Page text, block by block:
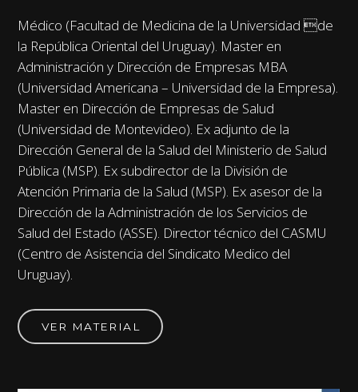
Médico (Facultad de Medicina de la Universidad de
la República Oriental del Uruguay). Master en
Administración y Dirección de Empresas MBA
(Universidad Americana – Universidad de la Empresa).
Master en Dirección de Empresas de Salud
(Universidad de Montevideo). Ex adjunto de la
Dirección General de la Salud del Ministerio de Salud
Pública (MSP). Ex subdirector de la División de
Atención Primaria de la Salud (MSP). Ex asesor de la
Dirección de la Administración de los Servicios de
Salud del Estado (ASSE). Director técnico del CASMU
(Centro de Asistencia del Sindicato Medico del
Uruguay).
VER MATERIAL